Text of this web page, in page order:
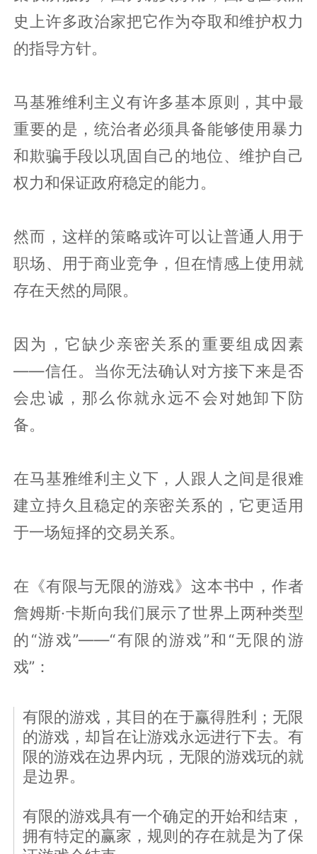
史上许多政治家把它作为夺取和维护权力
的指导方针。
马基雅维利主义有许多基本原则，其中最
重要的是，统治者必须具备能够使用暴力
和欺骗手段以巩固自己的地位、维护自己
权力和保证政府稳定的能力。
然而，这样的策略或许可以让普通人用于
职场、用于商业竞争，但在情感上使用就
存在天然的局限。‍‍‍‍‍‍‍
因为，它缺少亲密关系的重要组成因素
——信任。当你无法确认对方接下来是否
会忠诚，那么你就永远不会对她卸下防
备。
在马基雅维利主义下，人跟人之间是很难
建立持久且稳定的亲密关系的，它更适用
于一场短择的交易关系。
在《有限与无限的游戏》这本书中，作者
詹姆斯·卡斯向我们展示了世界上两种类型
的“游戏”——“有限的游戏”和“无限的游
戏”：
有限的游戏，其目的在于赢得胜利；无限
的游戏，却旨在让游戏永远进行下去。有
限的游戏在边界内玩，无限的游戏玩的就
是边界。
有限的游戏具有一个确定的开始和结束，
拥有特定的赢家，规则的存在就是为了保